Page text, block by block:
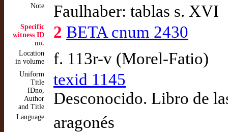
Note Faulhaber: tablas s. XVI
Specific
witness ID
no.
2 BETA cnum 2430
Location
in volume
f. 113r-v (Morel-Fatio)
Uniform
Title
IDno,
Author
and Title
texid 1145
Desconocido. Libro de
Language aragonés